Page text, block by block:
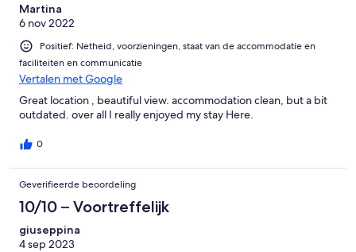
Martina
6 nov 2022
Positief: Netheid, voorzieningen, staat van de accommodatie en
faciliteiten en communicatie
Vertalen met Google
Great location , beautiful view. accommodation clean, but a bit
outdated. over all I really enjoyed my stay Here.
0
Geverifieerde beoordeling
10/10 – Voortreffelijk
giuseppina
4 sep 2023